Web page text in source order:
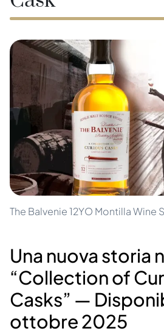
The Balvenie 12YO Montilla Wine
Una nuova storia
“Collection of
Casks” —
ottobre 2025